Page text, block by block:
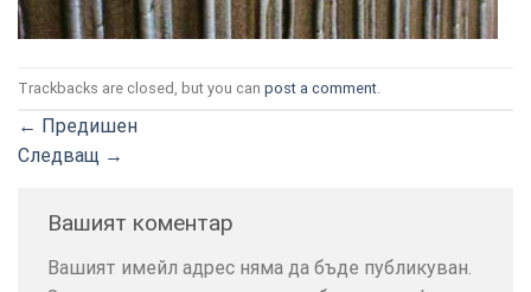
Trackbacks are closed, but you can post a comment
← Предишен
Следващ →
Вашият коментар
Вашият имейл адрес няма да бъде публикуван.
УСЛУГИ ОПЦИИ
Google